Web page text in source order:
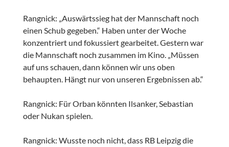
Rangnick: „Auswärtssieg hat der Mannschaft noch
einen Schub gegeben.“ Haben unter der Woche
konzentriert und fokussiert gearbeitet. Gestern war
die Mannschaft noch zusammen im Kino. „Müssen
auf uns schauen, dann können wir uns oben
behaupten. Hängt nur von unseren Ergebnissen ab.“
Rangnick: Für Orban könnten Ilsanker, Sebastian
oder Nukan spielen.
Rangnick: Wusste noch nicht, dass RB Leipzig die